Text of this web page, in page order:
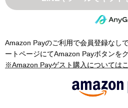
Amazon Payのご利用で会員登録なし
ートページにてAmazon Payボタンを
※Amazon Payゲスト購入については